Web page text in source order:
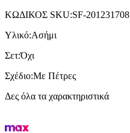
ΚΩΔΙΚΟΣ SKU:SF-201231708
Υλικό:Ασήμι
Σετ:Όχι
Σχέδιο:Με Πέτρες
Δες όλα τα χαρακτηριστικά